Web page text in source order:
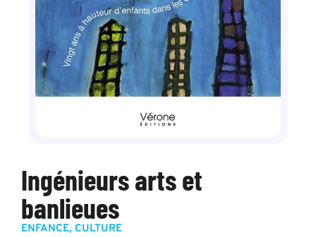
Ingénieurs arts et
banlieues
ENFANCE, CULTURE